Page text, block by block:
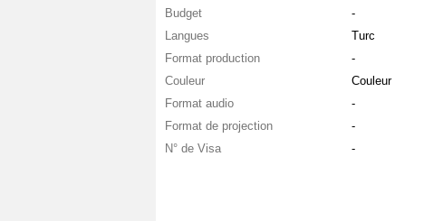
Budget
-
Langues
Turc
Format production
-
Couleur
Couleur
Format audio
-
Format de projection
-
N° de Visa
-